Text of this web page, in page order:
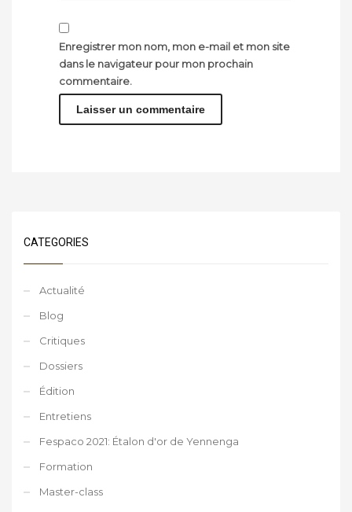
Enregistrer mon nom, mon e-mail et mon site
dans le navigateur pour mon prochain
commentaire.
CATEGORIES
Actualité
Blog
Critiques
Dossiers
Édition
Entretiens
Fespaco 2021: Étalon d'or de Yennenga
Formation
Master-class